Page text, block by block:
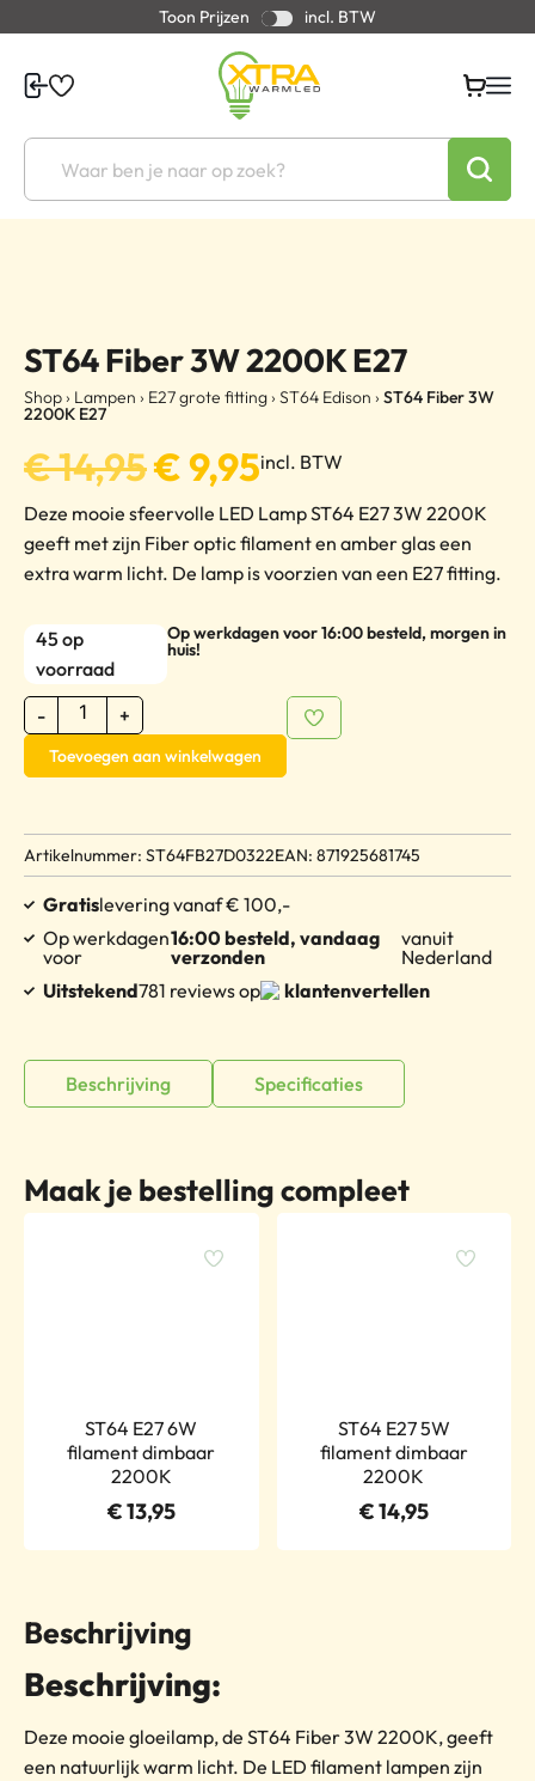
Toon Prijzen incl. BTW
ST64 Fiber 3W 2200K E27
Shop› Lampen › E27 grote fitting› ST64 Edison › ST64 Fiber 3W
2200K E27
€14,95€9,95incl. BTW
Deze mooie sfeervolle LED Lamp ST64 E27 3W 2200K
geeft met zijn Fiber optic filament en amber glas een
extra warm licht. De lamp is voorzien van een E27 fitting.
45 op
voorraad
Op werkdagen voor 16:00 besteld, morgen in
huis!
- +
Toevoegen aan winkelwagen
Artikelnummer: ST64FB27D0322EAN: 871925681745
Gratislevering vanaf € 100,-
Op werkdagen
voor
16:00 besteld, vandaag
verzonden
vanuit
Nederland
Uitstekend781 reviews op klantenvertellen
Beschrijving Specificaties
Maak je bestelling compleet
ST64 E27 6W
filament dimbaar
2200K
€13,95
ST64 E27 5W
filament dimbaar
2200K
€14,95
Beschrijving
Beschrijving:
Deze mooie gloeilamp, de ST64 Fiber 3W 2200K, geeft
een natuurlijk warm licht. De LED filament lampen zijn